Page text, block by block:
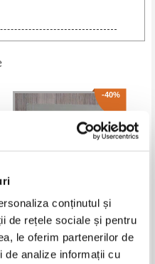
conținutul și
de rețele sociale și pentru
le oferim partenerilor de
de analize informații cu
-40%